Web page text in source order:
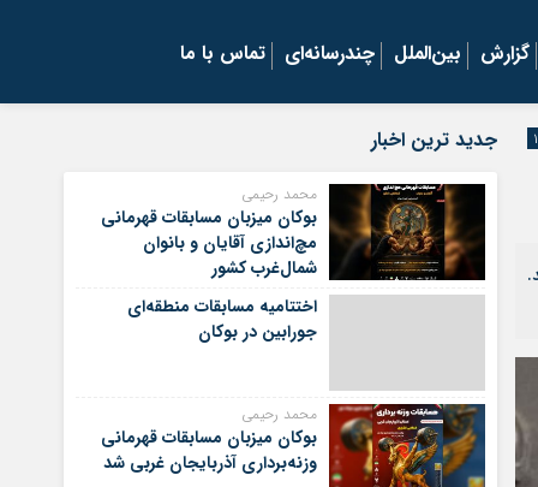
گزارش بین‌الملل چندرسانه‌ای تماس با ما
جدید ترین اخبار
محمد رحیمی
بوکان میزبان مسابقات قهرمانی
مچ‌اندازی آقایان و بانوان
شمال‌غرب کشور
اختتامیه مسابقات منطقه‌ای
جورابین در بوکان
محمد رحیمی
بوکان میزبان مسابقات قهرمانی
وزنه‌برداری آذربایجان غربی شد